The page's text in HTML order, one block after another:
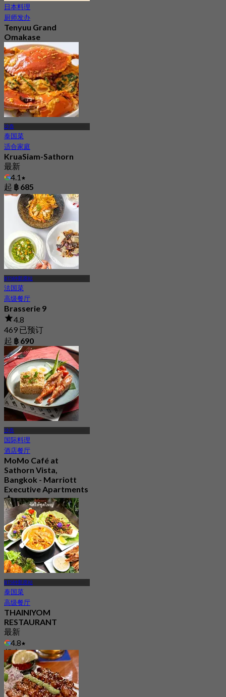
日本料理
厨师发办
Tenyuu Grand
Omakase
4.8
2K 已预订
起฿ 599
沙吞
泰国菜
适合家庭
KruaSiam-Sathorn
最新
4.1
起 ฿ 685
BTS钟那席站
法国菜
高级餐厅
Brasserie 9
4.8
469 已预订
起 ฿ 690
沙吞
国际料理
酒店餐厅
MoMo Café at
Sathorn Vista,
Bangkok - Marriott
Executive Apartments
5.0
67 已预订
起฿ 890
BTS钟那席站
泰国菜
高级餐厅
THAINIYOM
RESTAURANT
最新
4.8
起฿ 390